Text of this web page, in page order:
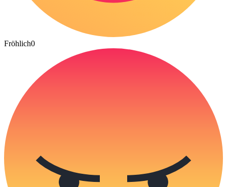
Fröhlich0